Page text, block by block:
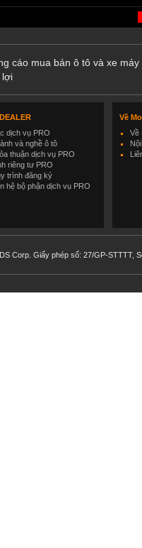
cáo mua bán ô tô và xe
lợi
dịch vụ PRO
và nghề ô tô
thuận dịch vụ PRO
riêng tư PRO
trình đăng ký
hệ bộ phận dịch vụ PRO
Về
Về
Corp. Giấy phép số: 27/GP-STTTT,